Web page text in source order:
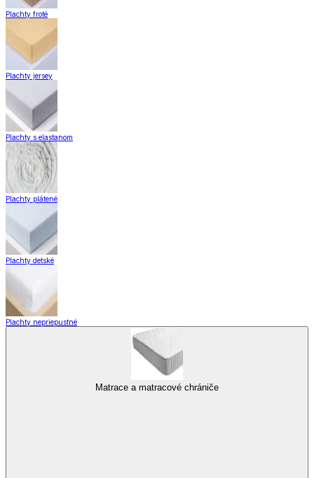
Plachty froté
Plachty jersey
Plachty s elastanom
Plachty plátené
Plachty detské
Plachty nepriepustné
Matrace a matracové chrániče